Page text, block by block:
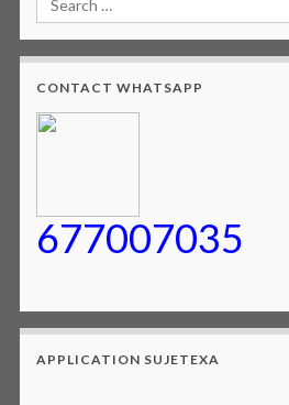
CONTACT WHATSAPP
677007035
APPLICATION SUJETEXA